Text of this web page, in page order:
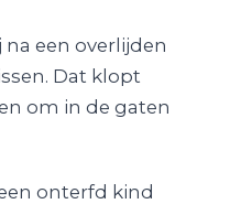
een overlijden
Dat klopt
om in de gaten
onterfd kind